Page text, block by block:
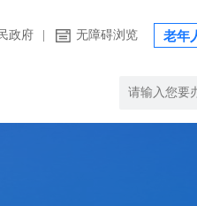
政府 无障碍浏览 老年